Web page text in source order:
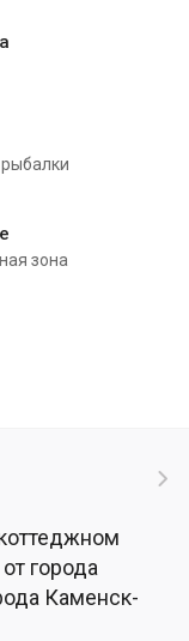
зона
города
Каменск-